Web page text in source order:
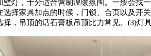
，十分适合营制温暖氛围。一般会找一
择家具加点的时候，门锁、合页以及开
，吊顶的话石膏板吊顶比力常见。(3)灯